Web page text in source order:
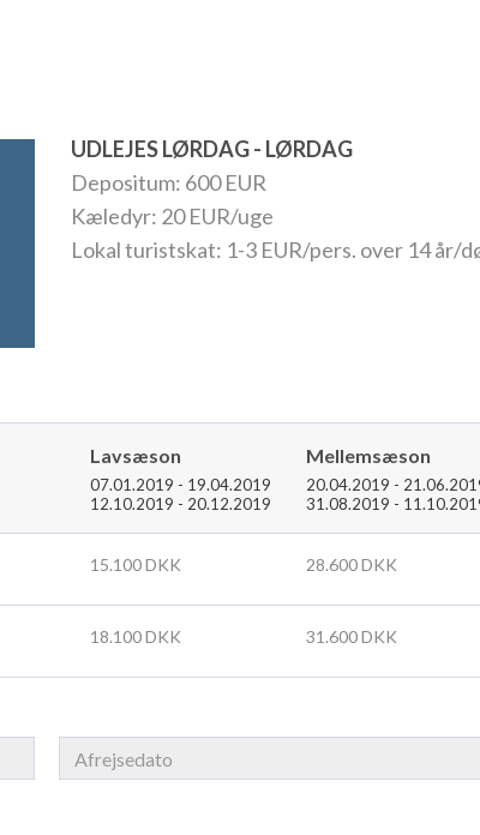
UDLEJES LØRDAG - LØRDAG
Depositum: 600 EUR
Kæledyr: 20 EUR/uge
Lokal turistskat: 1-3 EUR/pers. over 14 år/
Lavsæson
07.01.2019 - 19.04.2019
12.10.2019 - 20.12.2019
Mellemsæson
20.04.2019 -
31.08.2019 -
15.100 DKK 28.600 DKK
18.100 DKK 31.600 DKK